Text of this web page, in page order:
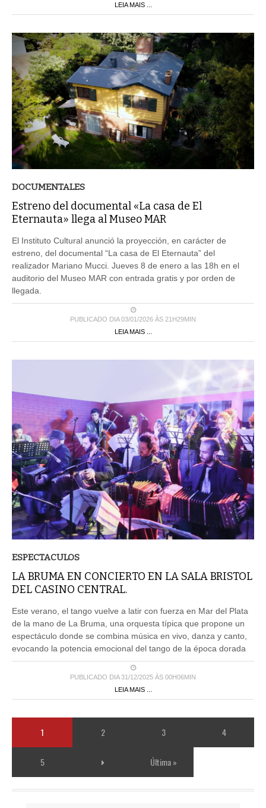
LEIA MAIS ...
DOCUMENTALES
Estreno del documental «La casa de El
Eternauta» llega al Museo MAR
El Instituto Cultural anunció la proyección, en carácter de
estreno, del documental “La casa de El Eternauta” del
realizador Mariano Mucci. Jueves 8 de enero a las 18h en el
auditorio del Museo MAR con entrada gratis y por orden de
llegada.
PUBLICADO DIA 03/01/2026 ÀS 21H29MIN
LEIA MAIS ...
ESPECTACULOS
LA BRUMA EN CONCIERTO EN LA SALA BRISTOL
DEL CASINO CENTRAL.
Este verano, el tango vuelve a latir con fuerza en Mar del Plata
de la mano de La Bruma, una orquesta típica que propone un
espectáculo donde se combina música en vivo, danza y canto,
evocando la potencia emocional del tango de la época dorada
PUBLICADO DIA 31/12/2025 ÀS 00H06MIN
LEIA MAIS ...
1 2 3 4
5 Última »